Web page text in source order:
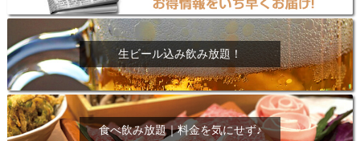
生ビール込み飲み放題！
食べ飲み放題｜料金を気にせず♪